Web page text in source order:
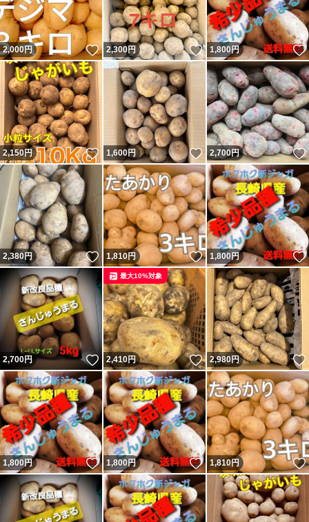
2,000円 いいね！
2,300円 いいね！
1,800 円
2,150円 いいね！
1,600円 いいね！
2,700円
2,380円 いいね！
1,810円 いいね！
1,800 円
2,700円 いいね！
2,410円 いいね！
最大10%対象
2,980円
1,800 円 いいね！
1,800 円 いいね！
1,810円